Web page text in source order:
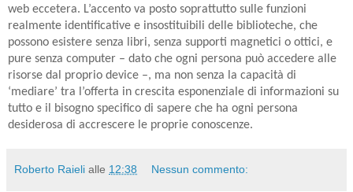
web eccetera. L’accento va posto soprattutto sulle funzioni
realmente identificative e insostituibili delle biblioteche, che
possono esistere senza libri, senza supporti magnetici o ottici, e
pure senza computer – dato che ogni persona può accedere alle
risorse dal proprio device –, ma non senza la capacità di
‘mediare’ tra l’offerta in crescita esponenziale di informazioni su
tutto e il bisogno specifico di sapere che ha ogni persona
desiderosa di accrescere le proprie conoscenze.
Roberto Raieli alle 12:38 Nessun commento: